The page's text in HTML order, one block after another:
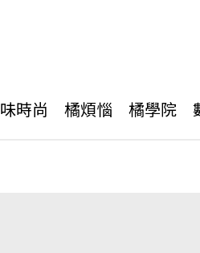
時尚 橘煩惱 橘學院